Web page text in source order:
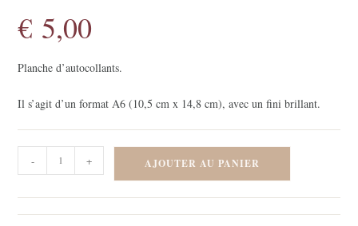
€ 5,00
Planche d’autocollants.
Il s’agit d’un format A6 (10,5 cm x 14,8 cm), avec un fini brillant.
de
Planche
d'autocollants
- + AJOUTER AU PANIER